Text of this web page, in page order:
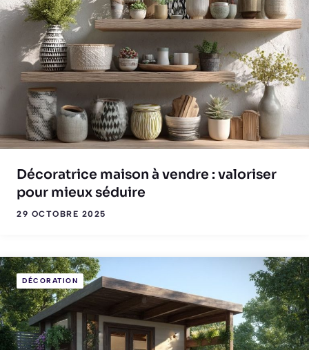
Décoratrice maison à vendre : valoriser
pour mieux séduire
29 OCTOBRE 2025
DÉCORATION